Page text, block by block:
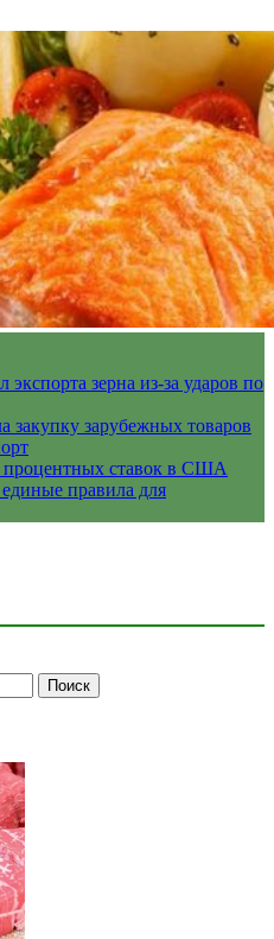
зерна из-за ударов по
закупку зарубежных товаров
процентных ставок в США
правила для